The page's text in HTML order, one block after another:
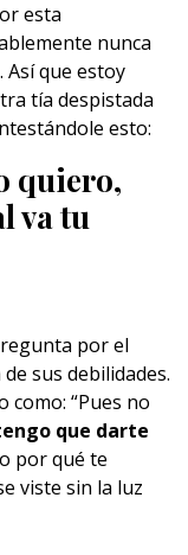
esta
nunca
Así que estoy
tía despistada
esto:
quiero,
va tu
por el
sus debilidades.
“Pues no
que darte
por qué te
viste sin la luz